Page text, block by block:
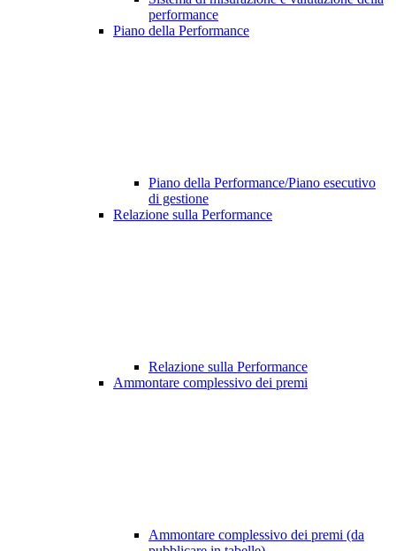
performance
Piano della Performance
Piano della Performance/Piano esecutivo
di gestione
Relazione sulla Performance
Relazione sulla Performance
Ammontare complessivo dei premi
Ammontare complessivo dei premi (da